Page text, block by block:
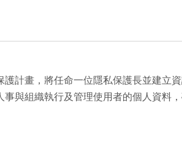
計畫，將任命一位隱私保護長並建立
與組織執行及管理使用者的個人資料